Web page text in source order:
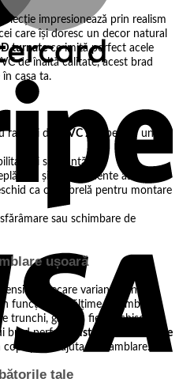
impresionează prin realism
care își doresc un decor natural
turnatece imită perfect acele
de înaltă calitate, acest brad
casa ta.
ramuri din PVC 2D
, pentru un
și siguranță
și fără elemente ascuțite
ca o umbrelă pentru montare
sau schimbare de
ușoară
fiecare variantă fiind
funcție de înălțime. Asamblarea
trunchi, gata să fie deschise și
brad perfect.
Sistemul de montare
poate ajuta la asamblare.
tale